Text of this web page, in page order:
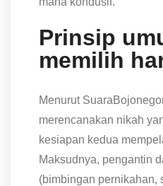
Prinsip
memilih
Menurut
merencanakan nikah
kesiapan kedua
Maksudnya, pengantin
(bimbingan pernikahan,